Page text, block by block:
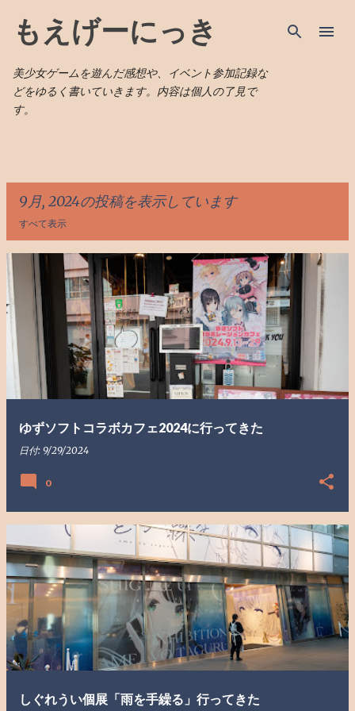
スキップしてメイン コンテンツに移動
もえげーにっき
美少女ゲームを遊んだ感想や、イベント参加記録な
どをゆるく書いていきます。内容は個人の了見で
す。
9月, 2024の投稿を表示しています
すべて表示
投
稿
ゆずソフトコラボカフェ2024に行ってきた
日付: 9/29/2024
0
しぐれうい個展「雨を手繰る」行ってきた